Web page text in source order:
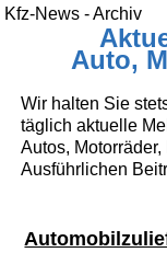
Kfz-News - Archiv
Auto,
Wir halten Sie
täglich aktuelle
Autos,
Ausführlichen